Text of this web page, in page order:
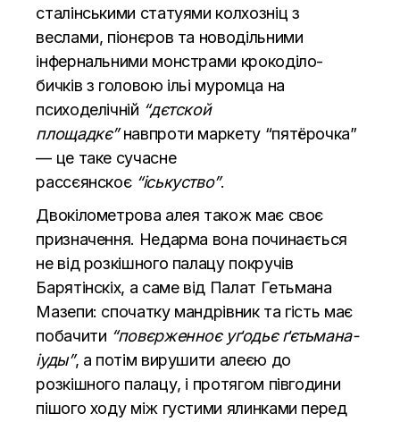
сталінськими статуями колхозніц з
веслами, піонєров та новодільними
інфернальними монстрами крокоділо-
бичків з головою ільі муромца на
психоделічній “дєтской
площадкє”навпроти маркету “пятёрочка”
— це таке сучасне
рассєянскоє “іськуство”.
Двокілометрова алея також має своє
призначення. Недарма вона починається
не від розкішного палацу покручів
Барятінскіх, а саме від Палат Гетьмана
Мазепи: спочатку мандрівник та гість має
побачити “повєрженноє уґодьє ґєтьмана-
іуды”, а потім вирушити алеєю до
розкішного палацу, і протягом півгодини
пішого ходу між густими ялинками перед